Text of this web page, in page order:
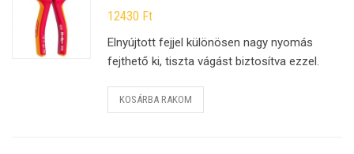
12430 Ft
Elnyújtott fejjel különösen nagy nyomás
fejthető ki, tiszta vágást biztosítva ezzel.
KOSÁRBA RAKOM